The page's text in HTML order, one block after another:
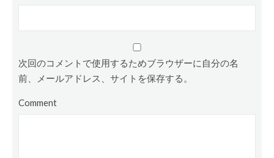
次回のコメントで使用するためブラウザーに自分の名
前、メールアドレス、サイトを保存する。
Comment